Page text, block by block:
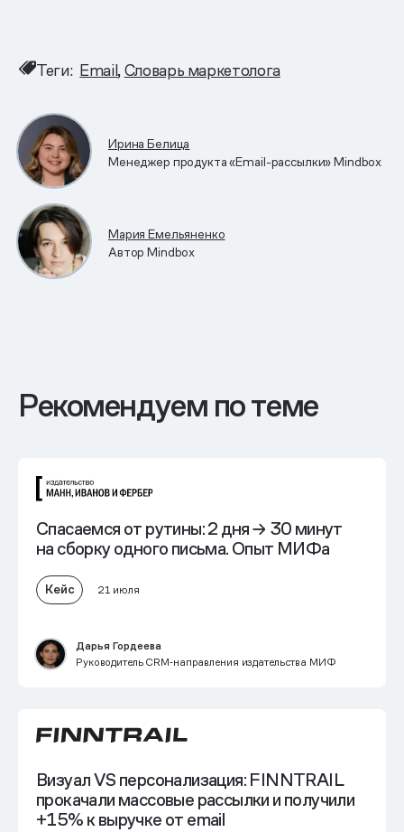
Теги: Email Словарь маркетолога
Ирина Белица
Менеджер продукта «Email-рассылки» Mindbox
Мария Емельяненко
Автор Mindbox
Рекомендуем по теме
Спасаемся от рутины:2 дня → 30 минут
на сборку одного письма. Опыт МИФа
Кейс 21 июля
Дарья Гордеева
Руководитель CRM‑направления издательства МИФ
Визуал VS персонализация: FINNTRAIL
прокачали массовые рассылки и получили
+15% к выручке от email